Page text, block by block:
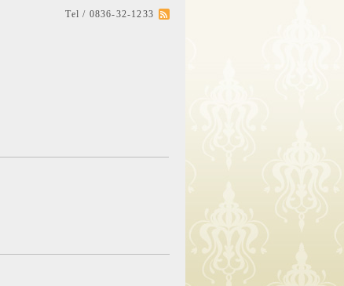
Tel / 0836-32-1233